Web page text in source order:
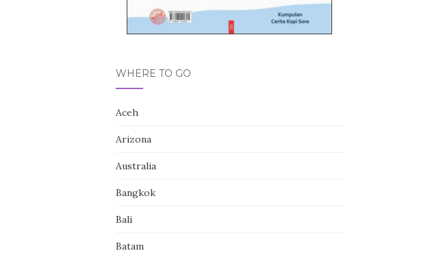
WHERE TO GO
Aceh
Arizona
Australia
Bangkok
Bali
Batam